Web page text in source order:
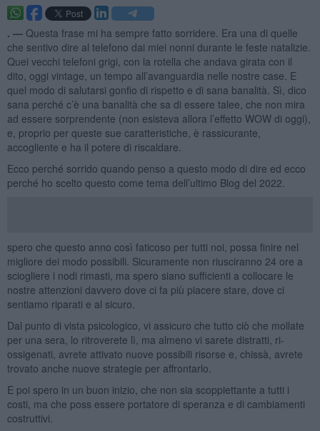
. — Questa frase mi ha sempre fatto sorridere. Era una di quelle
che sentivo dire al telefono dai miei nonni durante le feste natalizie.
Quei vecchi telefoni grigi, con la rotella che andava girata con il
dito, oggi vintage, un tempo all’avanguardia nelle nostre case. E
quel modo di salutarsi gonfio di rispetto e di sana banalità. Sì, dico
sana perché c’è una banalità che sa di essere talee, che non mira
ad essere sorprendente (non esisteva allora l’effetto WOW di oggi),
e, proprio per queste sue caratteristiche, è rassicurante,
accogliente e ha il potere di riscaldare.
Ecco perché sorrido quando penso a questo modo di dire ed ecco
perché ho scelto questo come tema dell’ultimo Blog del 2022.
spero che questo anno così faticoso per tutti noi, possa finire nel
migliore dei modo possibili. Sicuramente non riusciranno 24 ore a
sciogliere i nodi rimasti, ma spero siano sufficienti a collocare le
nostre attenzioni davvero dove ci fa più piacere stare, dove ci
sentiamo riparati e al sicuro.
Dal punto di vista psicologico, vi assicuro che tutto ciò che mollate
per una sera, lo ritroverete lì, ma almeno vi sarete distratti, ri-
ossigenati, avrete attivato nuove possibili risorse e, chissà, avrete
trovato anche nuove strategie per affrontarlo.
E poi spero in un buon inizio, che non sia scoppiettante a tutti i
costi, ma che poss essere portatore di speranza e di cambiamenti
costruttivi.